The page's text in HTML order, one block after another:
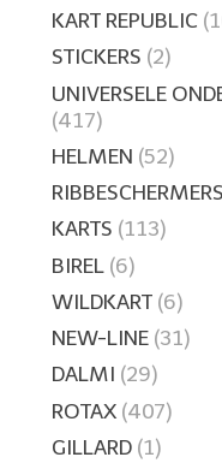
KART REPUBLIC
STICKERS (2)
UNIVERSELE
(417)
HELMEN (52)
RIBBESCHERMERS
KARTS (113)
BIREL (6)
WILDKART (6)
NEW-LINE (31)
DALMI (29)
ROTAX (407)
GILLARD (1)